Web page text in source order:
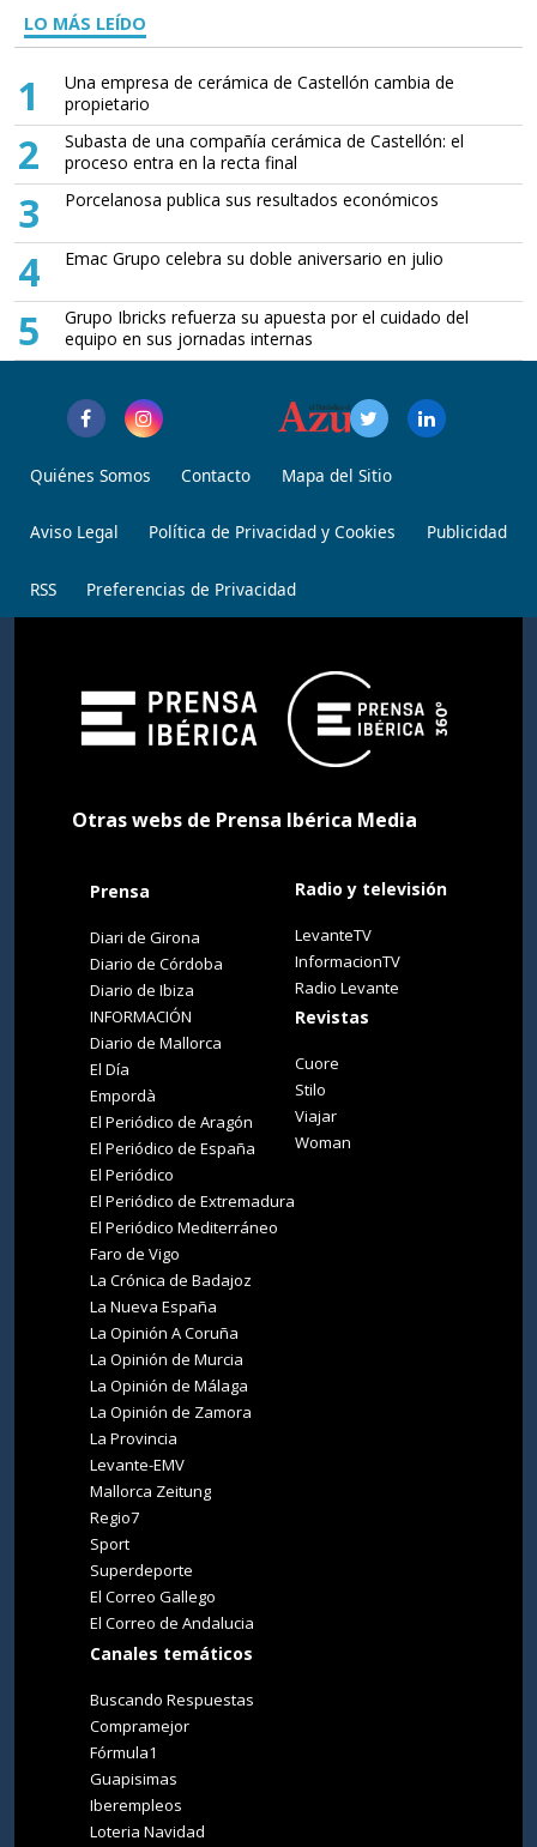
LO MÁS LEÍDO
1
Una empresa de cerámica de Castellón cambia de
propietario
2
Subasta de una compañía cerámica de Castellón: el
proceso entra en la recta final
3 Porcelanosa publica sus resultados económicos
4 Emac Grupo celebra su doble aniversario en julio
5
Grupo Ibricks refuerza su apuesta por el cuidado del
equipo en sus jornadas internas
Quiénes Somos Contacto Mapa del Sitio
Aviso Legal Política de Privacidad y Cookies Publicidad
RSS Preferencias de Privacidad
Otras webs de Prensa Ibérica Media
Prensa
Diari de Girona
Diario de Córdoba
Diario de Ibiza
INFORMACIÓN
Diario de Mallorca
El Día
Empordà
El Periódico de Aragón
El Periódico de España
El Periódico
El Periódico de Extremadura
El Periódico Mediterráneo
Faro de Vigo
La Crónica de Badajoz
La Nueva España
La Opinión A Coruña
La Opinión de Murcia
La Opinión de Málaga
La Opinión de Zamora
La Provincia
Levante-EMV
Mallorca Zeitung
Regio7
Sport
Superdeporte
El Correo Gallego
El Correo de Andalucia
Canales temáticos
Buscando Respuestas
Compramejor
Fórmula1
Guapisimas
Iberempleos
Loteria Navidad
Radio y televisión
LevanteTV
InformacionTV
Radio Levante
Revistas
Cuore
Stilo
Viajar
Woman